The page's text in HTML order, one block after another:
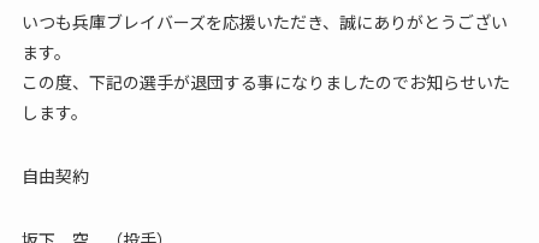
いつも兵庫ブレイバーズを応援いただき、誠にありがとうござい
ます。
この度、下記の選手が退団する事になりましたのでお知らせいた
します。
自由契約